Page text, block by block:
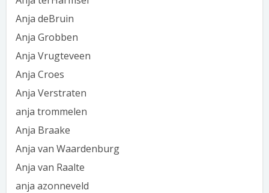
Anja deBruin
Anja Grobben
Anja Vrugteveen
Anja Croes
Anja Verstraten
anja trommelen
Anja Braake
Anja van Waardenburg
Anja van Raalte
anja azonneveld